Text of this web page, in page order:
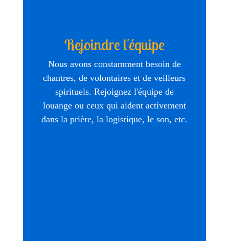
Rejoindre l'équipe
Nous avons constamment besoin de
chantres, de volontaires et de veilleurs
spirituels. Rejoignez l'équipe de
louange ou ceux qui aident activement
dans la prière, la logistique, le son, etc.